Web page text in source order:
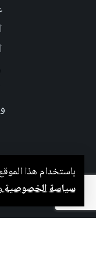
باستخدام هذا
سياسة الخصوصية